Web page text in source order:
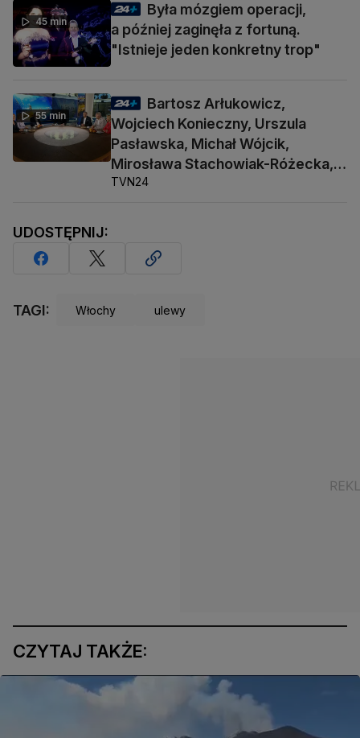
45 min
Była mózgiem operacji,
a później zaginęła z fortuną.
"Istnieje jeden konkretny trop"
55 min
Bartosz Arłukowicz,
Wojciech Konieczny, Urszula
Pasławska, Michał Wójcik,
Mirosława Stachowiak-Różecka,
Barbara Socha
TVN24
UDOSTĘPNIJ:
TAGI: Włochy ulewy
CZYTAJ TAKŻE: